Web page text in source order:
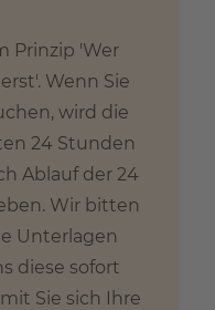
Prinzip 'Wer
Wenn Sie
wird die
24 Stunden
Ablauf der 24
Wir bitten
Unterlagen
diese sofort
Sie sich Ihre